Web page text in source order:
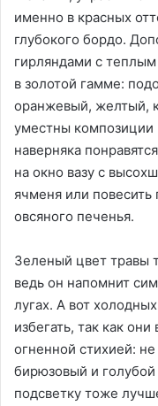
именно в красных
глубокого бордо.
гирляндами с
в золотой гамме:
оранжевый, желтый,
уместны композиции
наверняка
на окно вазу с
ячменя или повесить
овсяного печенья.
Зеленый цвет травы
ведь он напомнит
лугах. А вот
избегать, так как
огненной стихией:
бирюзовый и
подсветку тоже